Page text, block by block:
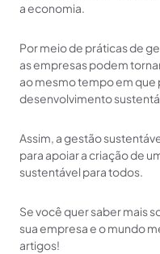
a economia.
Por meio de práticas de
as empresas podem
ao mesmo tempo em
desenvolvimento
Assim, a gestão
para apoiar a criação de
sustentável para todos.
Se você quer saber mais
sua empresa e o mundo
artigos!